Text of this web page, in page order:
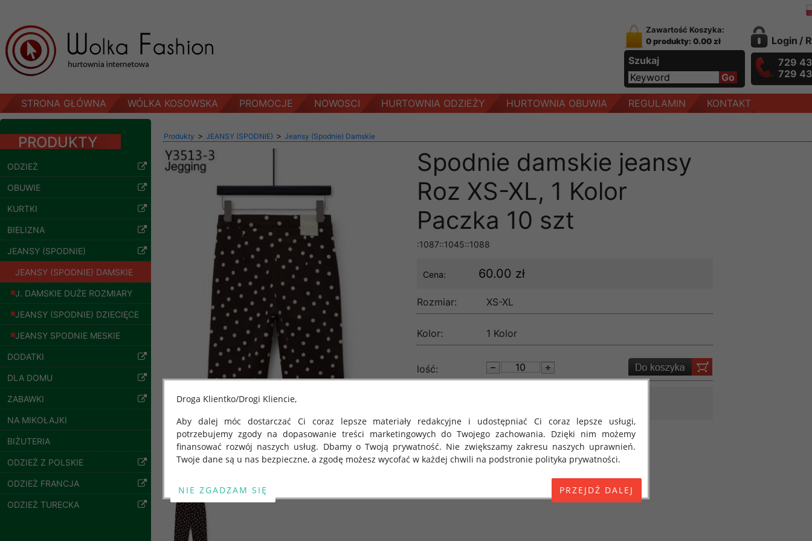
Zawartość Koszyka:
0 produkty: 0.00 zł
Szukaj
Login /
729
729
STRONA GŁÓWNA WÓLKA KOSOWSKA PROMOCJE NOWOSCI HURTOWNIA ODZIEŻY HURTOWNIA OBUWIA REGULAMIN KONTAKT
PRODUKTY
ODZIEŻ
OBUWIE
KURTKI
BIELIZNA
JEANSY (SPODNIE)
JEANSY (SPODNIE) DAMSKIE
J. DAMSKIE DUŻE ROZMIARY
JEANSY (SPODNIE) DZIECIĘCE
JEANSY SPODNIE MESKIE
DODATKI
DLA DOMU
ZABAWKI
NA MIKOŁAJKI
BIŻUTERIA
ODZIEŻ Z POLSKIE
ODZIEŻ FRANCJA
ODZIEŻ TURECKA
Spodnie damskie
jeansy Roz 29-36, 1
Kolor Paczka 10 szt
Spodnie damskie
jeansy Roz 25-30, 1
Kolor Paczka 10 szt
szczegóły
Produkty > JEANSY (SPODNIE) > Jeansy (Spodnie) Damskie
Spodnie damskie jeansy
Roz XS-XL, 1 Kolor
Paczka 10 szt
:1087::1045::1088
Cena: 60.00 zł
Rozmiar: XS-XL
Kolor: 1 Kolor
lość:
Droga Klientko/Drogi Kliencie,
Aby dalej móc dostarczać Ci coraz lepsze materiały redakcyjne i udostępniać Ci coraz lepsze usługi,
potrzebujemy zgody na dopasowanie treści marketingowych do Twojego zachowania. Dzięki nim możemy
finansować rozwój naszych usług. Dbamy o Twoją prywatność. Nie zwiększamy zakresu naszych uprawnień.
Twoje dane są u nas bezpieczne, a zgodę możesz wycofać w każdej chwili na podstronie polityka prywatności.
Od 25 maja 2018 roku obowiązuje Rozporządzenie Parlamentu Europejskiego i Rady (UE) 2016/679 z dnia 27
kwietnia 2016 r. w sprawie ochrony osób fizycznych w związku z przetwarzaniem danych osobowych i w sprawie
swobodnego przepływu takich danych oraz uchylenia dyrektywy 95/46/WE (określane jako "RODO", "ORODO",
"GDPR" lub "Ogólne Rozporządzenie o Ochronie Danych"). W związku z tym chcielibyśmy poinformować Cię o
przetwarzaniu Twoich danych oraz zasadach, na jakich odbywa się to po dniu 25 maja 2018 roku. Poniżej